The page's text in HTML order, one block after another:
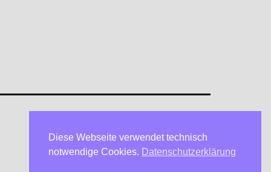
Datenschutzerklärung
Diese Webseite verwendet technisch
notwendige Cookies. Datenschutzerklärung